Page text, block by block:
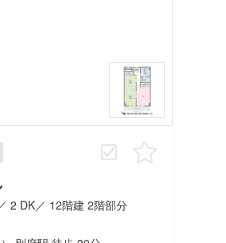
2 DK／ 12階建 2階部分